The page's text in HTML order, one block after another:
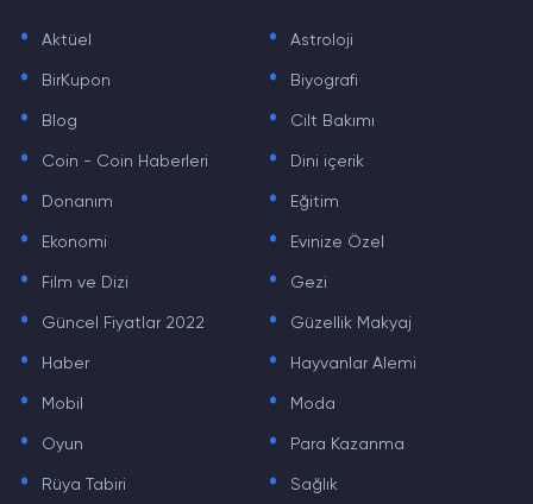
. Aktüel . Astroloji
. BirKupon . Biyografi
. Blog . Cilt Bakımı
. Coin - Coin Haberleri . Dini içerik
. Donanım . Eğitim
. Ekonomi . Evinize Özel
. Film ve Dizi . Gezi
. Güncel Fiyatlar 2022 . Güzellik Makyaj
. Haber . Hayvanlar Alemi
. Mobil . Moda
. Oyun . Para Kazanma
. Rüya Tabiri . Sağlık